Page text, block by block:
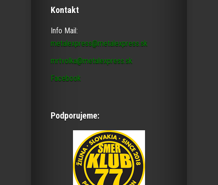
Kontakt
Info Mail:
metalexpress@metalexpress.sk
mrtvolka@metalexpress.sk
Facebook
Podporujeme: